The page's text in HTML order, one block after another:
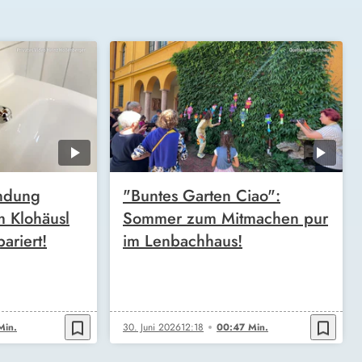
Klohäusl
bookmark_border
"Buntes Garten Ciao":
Sommer zum Mitmachen pur
im Lenbachhaus!
30. Juni 202612:18 00:47 Min. bookmark_border